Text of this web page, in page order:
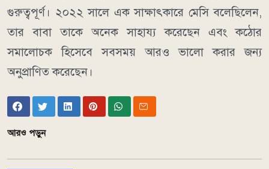
গুরুত্বপূর্ণ। ২০২২ সালে এক সাক্ষাৎকারে মেসি বলেছিলেন,
তার বাবা তাকে অনেক সাহায্য করেছেন এবং কঠোর
সমালোচক হিসেবে সবসময় আরও ভালো করার জন্য
অনুপ্রাণিত করেছেন।
আরও পড়ুন